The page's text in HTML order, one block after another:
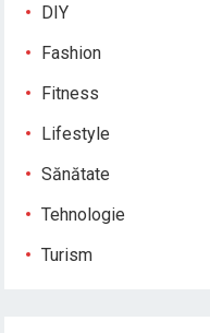
DIY
Fashion
Fitness
Lifestyle
Sănătate
Tehnologie
Turism